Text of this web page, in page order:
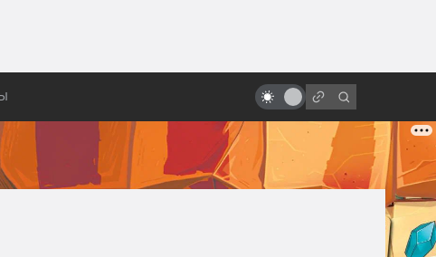
про Имхотепа и компанию